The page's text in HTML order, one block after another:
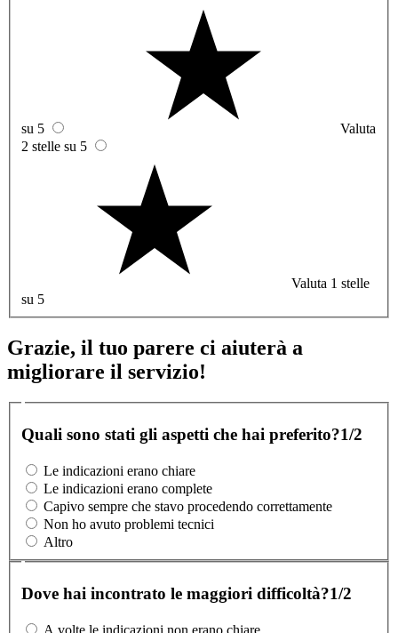
su 5
Valuta
2 stelle su 5
Valuta 1 stelle
su 5
Grazie, il tuo parere ci aiuterà a
migliorare il servizio!
Quali sono stati gli aspetti che hai preferito?1/2
Le indicazioni erano chiare
Le indicazioni erano complete
Capivo sempre che stavo procedendo correttamente
Non ho avuto problemi tecnici
Altro
Dove hai incontrato le maggiori difficoltà?1/2
A volte le indicazioni non erano chiare